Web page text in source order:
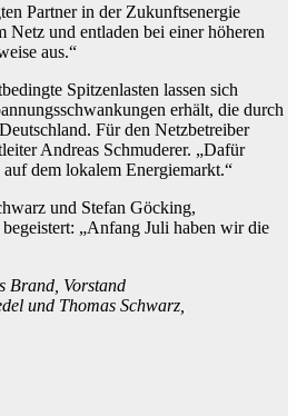
Partner in der Zukunftsenergie
Netz und entladen bei einer höheren
aus.“
Spitzenlasten lassen sich
erhält, die durch
Für den Netzbetreiber
Andreas Schmuderer. „Dafür
dem lokalem Energiemarkt.“
und Stefan Göcking,
„Anfang Juli haben wir die
Brand, Vorstand
und Thomas Schwarz,